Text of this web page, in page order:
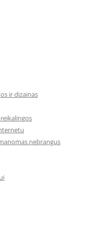
ir dizainas
nebrangus